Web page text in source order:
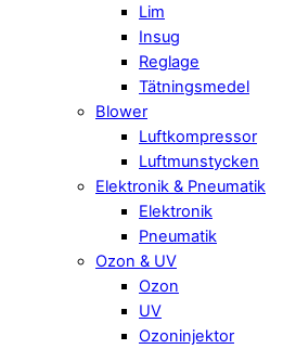
Lim
Insug
Reglage
Tätningsmedel
Blower
Luftkompressor
Luftmunstycken
Elektronik & Pneumatik
Elektronik
Pneumatik
Ozon & UV
Ozon
UV
Ozoninjektor